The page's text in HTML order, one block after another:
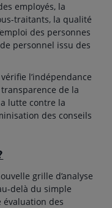
employés, la
traitants, la qualité
des personnes
personnel issu des
vérifie l’indépendance
de la
lutte contre la
des conseils
grille d’analyse
delà du simple
évaluation des